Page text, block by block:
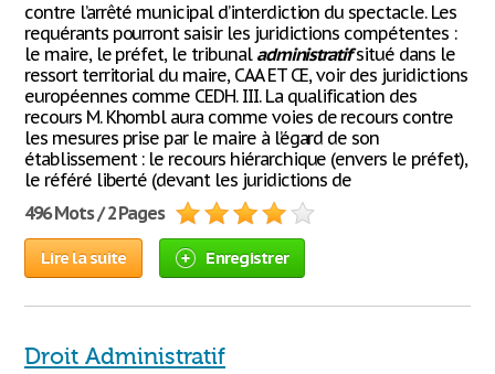
contre l’arrêté municipal d’interdiction du spectacle. Les
requérants pourront saisir les juridictions compétentes :
le maire, le préfet, le tribunal administratifsitué dans le
ressort territorial du maire, CAA ET CE, voir des juridictions
européennes comme CEDH. III. La qualification des
recours M. Khombl aura comme voies de recours contre
les mesures prise par le maire à l’égard de son
établissement : le recours hiérarchique (envers le préfet),
le référé liberté (devant les juridictions de
496 Mots / 2 Pages
Lire la suite Enregistrer
Droit Administratif